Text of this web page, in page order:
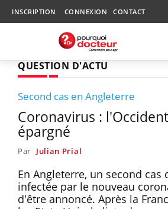
INSCRIPTION CONNEXION CONTACT
QUESTION D'ACTU
Second cas en Angleterre
Coronavirus :
épargné
Par Julian Prial
En Angleterre, un second cas
infectée par le nouveau
d'être annoncé. Après la